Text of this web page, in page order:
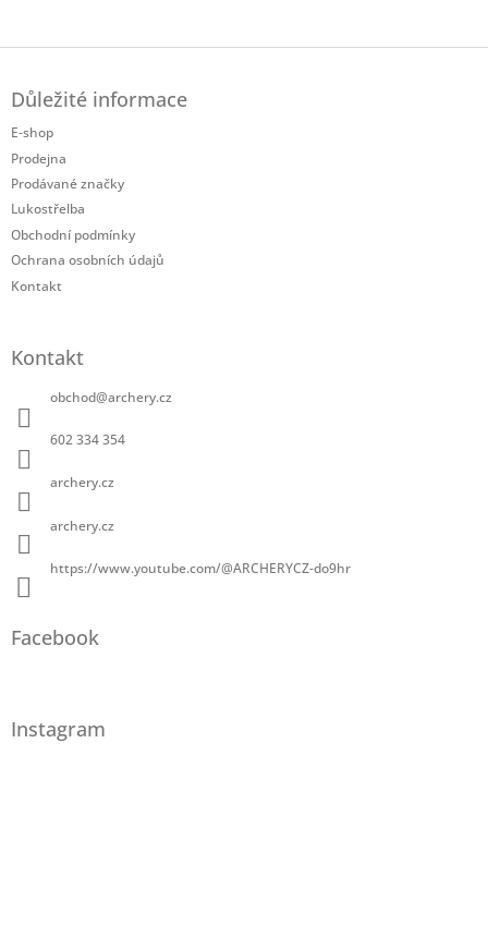
Důležité informace
E-shop
Prodejna
Prodávané značky
Lukostřelba
Obchodní podmínky
Ochrana osobních údajů
Kontakt
Kontakt
obchod@archery.cz
602 334 354
archery.cz
archery.cz
https://www.youtube.com/@ARCHERYCZ-do9hr
Facebook
Instagram